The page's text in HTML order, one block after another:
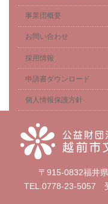
事業団概要
お問い合わせ
採用情報
申請書ダウンロード
個人情報保護方針
〒915-0832福井
TEL.0778-23-5057